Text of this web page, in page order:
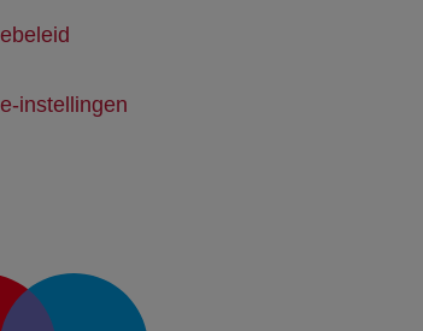
instellingen